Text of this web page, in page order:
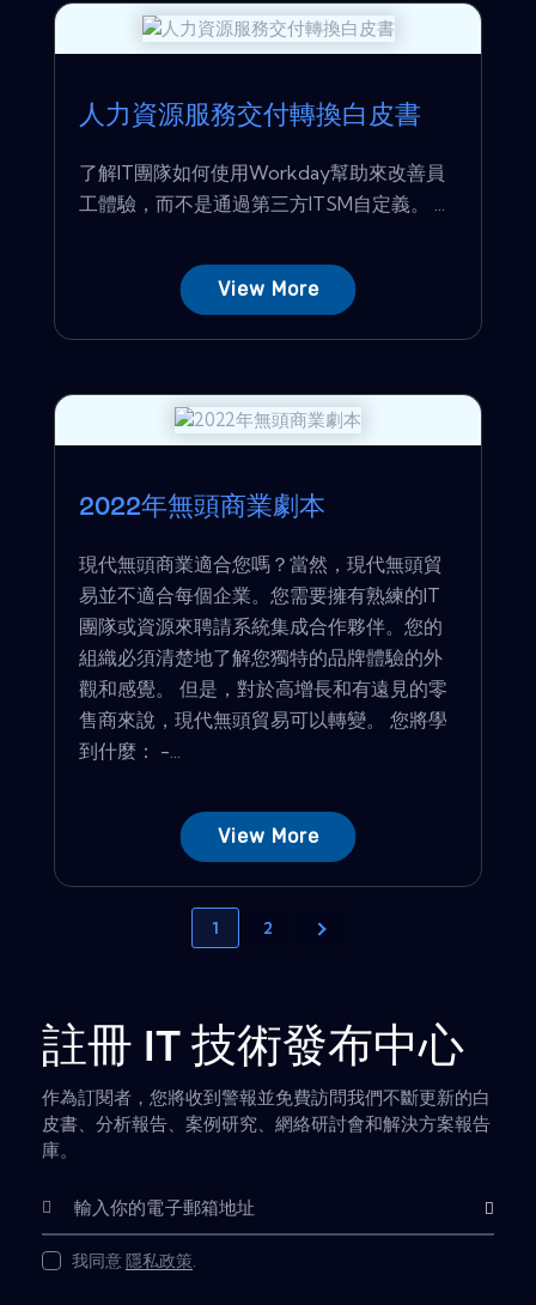
人力資源服務交付轉換白皮書
了解IT團隊如何使用Workday幫助來改善員
工體驗，而不是通過第三方ITSM自定義。 ...
View More
2022年無頭商業劇本
現代無頭商業適合您嗎？當然，現代無頭貿
易並不適合每個企業。您需要擁有熟練的IT
團隊或資源來聘請系統集成合作夥伴。您的
組織必須清楚地了解您獨特的品牌體驗的外
觀和感覺。 但是，對於高增長和有遠見的零
售商來說，現代無頭貿易可以轉變。 您將學
到什麼： -...
View More
1 2
註冊 IT 技術發布中心
作為訂閱者，您將收到警報並免費訪問我們不斷更新的白
皮書、分析報告、案例研究、網絡研討會和解決方案報告
庫。
Subscribe
我同意隱私政策.